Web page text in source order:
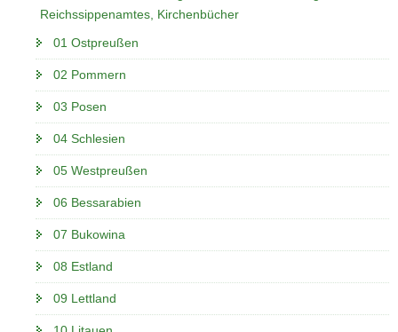
Reichssippenamtes, Kirchenbücher
01 Ostpreußen
02 Pommern
03 Posen
04 Schlesien
05 Westpreußen
06 Bessarabien
07 Bukowina
08 Estland
09 Lettland